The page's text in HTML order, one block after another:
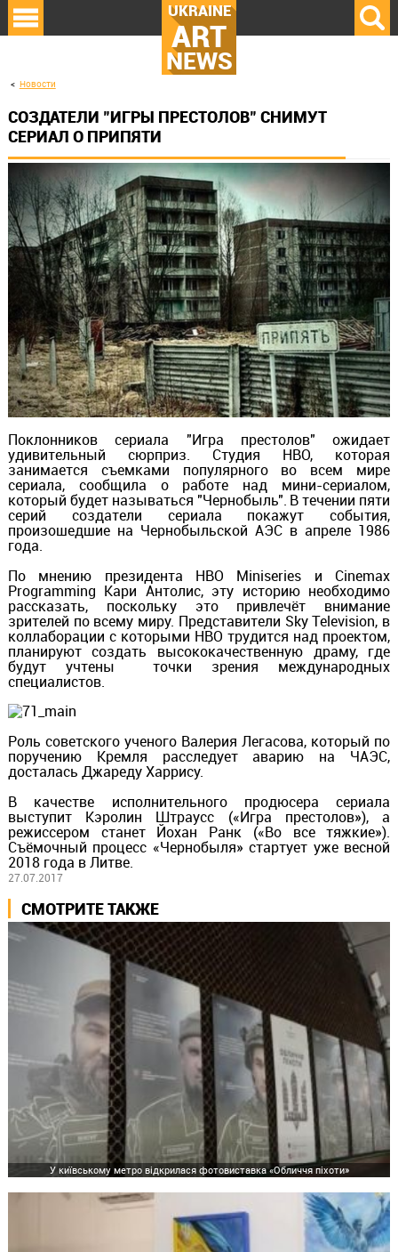
UKRAINE
ART
NEWS
Новости
СОЗДАТЕЛИ "ИГРЫ ПРЕСТОЛОВ" СНИМУТ
СЕРИАЛ О ПРИПЯТИ
Поклонников сериала "Игра престолов" ожидает
удивительный сюрприз. Студия НВО, которая
занимается съемками популярного во всем мире
сериала, сообщила о работе над мини-сериалом,
который будет называться "Чернобыль". В течении пяти
серий создатели сериала покажут события,
произошедшие на Чернобыльской АЭС в апреле 1986
года.
По мнению президента HBO Miniseries и Cinemax
Programming Кари Антолис, эту историю необходимо
рассказать, поскольку это привлечёт внимание
зрителей по всему миру. Представители Sky Television, в
коллаборации с которыми HBO трудится над проектом,
планируют создать высококачественную драму, где
будут учтены точки зрения международных
специалистов.
Роль советского ученого Валерия Легасова, который по
поручению Кремля расследует аварию на ЧАЭС,
досталась Джареду Харрису.
В качестве исполнительного продюсера сериала
выступит Кэролин Штраусс («Игра престолов»), а
режиссером станет Йохан Ранк («Во все тяжкие»).
Съёмочный процесс «Чернобыля» стартует уже весной
2018 года в Литве.
27.07.2017
СМОТРИТЕ ТАКЖЕ
У київському метро відкрилася фотовиставка «Обличчя піхоти»